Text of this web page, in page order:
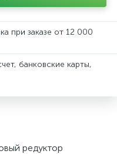
при заказе от 12 000
банковские карты,
редуктор